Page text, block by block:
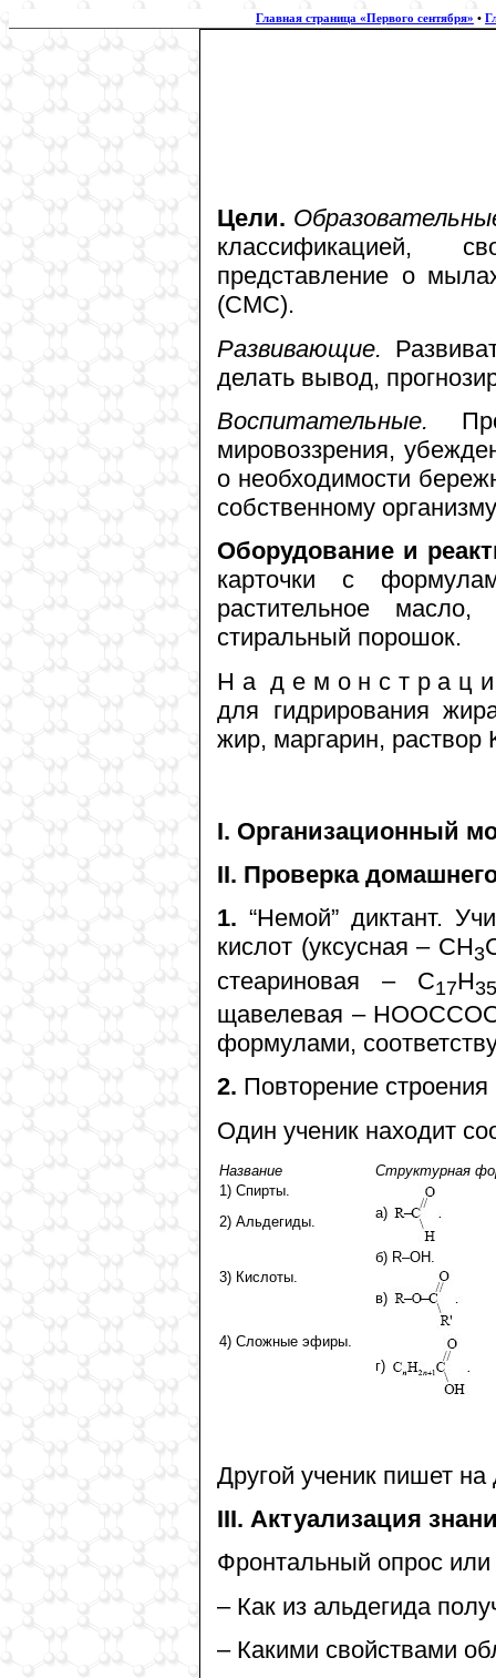
Главная страница «Первого сентября» •
Цели.
классификацией,
представление о
(СМС).
Развивающие.
делать вывод,
Воспитательные.
мировоззрения,
о необходимости
собственному
Оборудование и
карточки с
растительное
стиральный порошок.
Н а д е м о н с т р а ц и
для гидрирования
жир, маргарин,
I. Организационный
II. Проверка
1. “Немой” диктант.
кислот (уксусная – СН3
стеариновая – С17Н35
щавелевая –
формулами,
2. Повторение
Один ученик находит
Название
Структурная
1) Спирты.
2) Альдегиды.
а)
б) R–OH.
3) Кислоты.
в)
4) Сложные эфиры.
г)
Другой ученик пишет
III. Актуализация
Фронтальный опрос или
– Как из альдегида
– Какими свойствами